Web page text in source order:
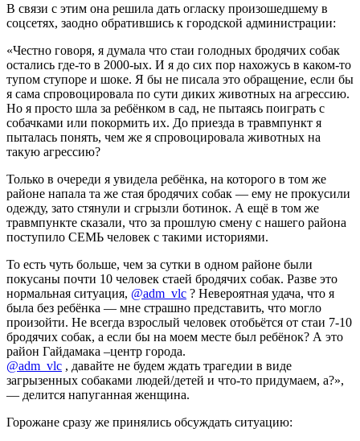
В связи с этим она решила дать огласку произошедшему в
соцсетях, заодно обратившись к городской администрации:
«Честно говоря, я думала что стаи голодных бродячих собак
остались где-то в 2000-ых. И я до сих пор нахожусь в каком-то
тупом ступоре и шоке. Я бы не писала это обращение, если бы
я сама спровоцировала по сути диких животных на агрессию.
Но я просто шла за ребёнком в сад, не пытаясь поиграть с
собачками или покормить их. До приезда в травмпункт я
пыталась понять, чем же я спровоцировала животных на
такую агрессию?
Только в очереди я увидела ребёнка, на которого в том же
районе напала та же стая бродячих собак — ему не прокусили
одежду, зато стянули и сгрызли ботинок. А ещё в том же
травмпункте сказали, что за прошлую смену с нашего района
поступило СЕМЬ человек с такими историями.
То есть чуть больше, чем за сутки в одном районе были
покусаны почти 10 человек стаей бродячих собак. Разве это
нормальная ситуация, @adm_vlc ? Невероятная удача, что я
была без ребёнка — мне страшно представить, что могло
произойти. Не всегда взрослый человек отобьётся от стаи 7-10
бродячих собак, а если бы на моем месте был ребёнок? А это
район Гайдамака –центр города.
@adm_vlc , давайте не будем ждать трагедии в виде
загрызенных собаками людей/детей и что-то придумаем, а?»,
— делится напуганная женщина.
Горожане сразу же принялись обсуждать ситуацию: